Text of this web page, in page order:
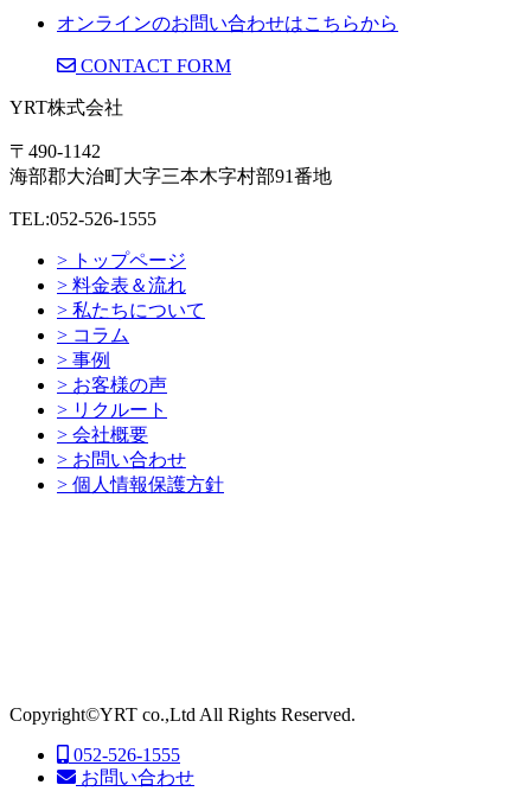
オンラインのお問い合わせはこちらから
CONTACT FORM
YRT株式会社
〒490-1142
海部郡大治町大字三本木字村部91番地
TEL:052-526-1555
> トップページ
> 料金表＆流れ
> 私たちについて
> コラム
> 事例
> お客様の声
> リクルート
> 会社概要
> お問い合わせ
> 個人情報保護方針
Copyright©YRT co.,Ltd All Rights Reserved.
052-526-1555
お問い合わせ